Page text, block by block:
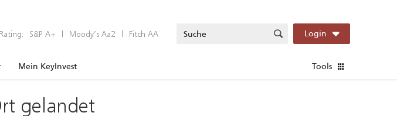
Rating: S&P A+ | Moody’s Aa2 | Fitch AA Login
Mein KeyInvest Tools
gelandet